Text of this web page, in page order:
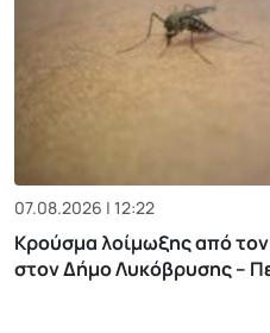
07.08.2026 | 12:22
Κρούσμα λοίμωξης από τον
στον Δήμο Λυκόβρυσης –